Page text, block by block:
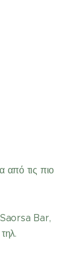
από τις πιο
Saorsa Bar,